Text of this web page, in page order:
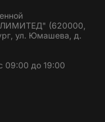
(620000,
ул. Юмашева, д.
09:00 до 19:00